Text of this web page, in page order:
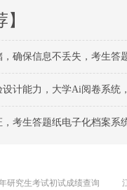
确保信息不丢失，考生答
计能力，大学Ai阅卷系统
考生答题纸电子化档案系
研究生考试初试成绩查询